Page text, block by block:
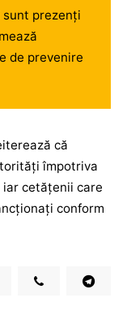
prezenți
de prevenire
că
împotriva
cetățenii care
conform